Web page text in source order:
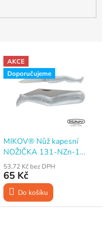
AKCE
Doporučujeme
MIKOV® Nůž kapesní
NOŽIČKA 131-NZn-1
zavírací, 74 mm
53,72 Kč bez DPH
65 Kč
Do košíku